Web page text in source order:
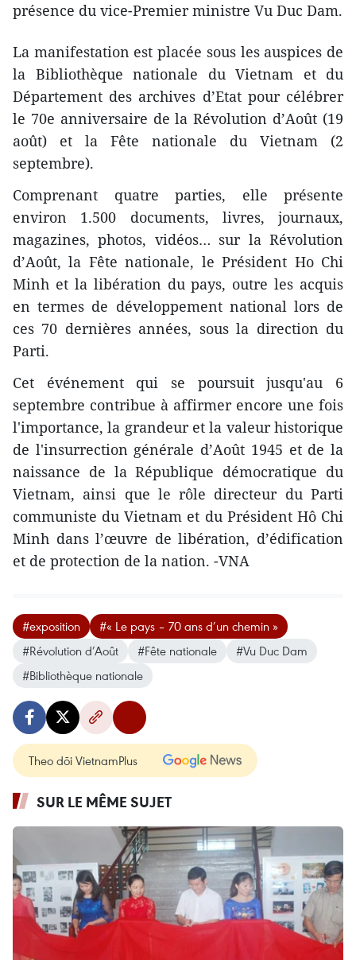
présence du vice-Premier ministre Vu Duc Dam.
La manifestation est placée sous les auspices de
la Bibliothèque nationale du Vietnam et du
Département des archives d’Etat pour célébrer
le 70e anniversaire de la Révolution d’Août (19
août) et la Fête nationale du Vietnam (2
septembre).
Comprenant quatre parties, elle présente
environ 1.500 documents, livres, journaux,
magazines, photos, vidéos… sur la Révolution
d’Août, la Fête nationale, le Président Ho Chi
Minh et la libération ​du pays, outre les acquis
en termes de développement national lors de
ces 70 dernières années, sous la direction du
Parti.
Cet événement qui se poursuit jusqu'au 6
septembre contribue à affirmer encore une fois
l'importance, la grand​eur et la valeur historique
de l'insurrection générale d’Août 1945 et de la
naissance de la République démocratique du
Vietnam, ainsi que le rôle ​directeur du Parti
communiste du Vietnam et du Président Hô Chi
Minh dans l’œuvre de libération, d’édification
et de protection de la nation. -VNA
#exposition
#« Le pays – 70 ans d’un chemin »
#Révolution d’Août
#Fête nationale
#Vu Duc Dam
#Bibliothèque nationale
Theo dõi VietnamPlus
SUR LE MÊME SUJET